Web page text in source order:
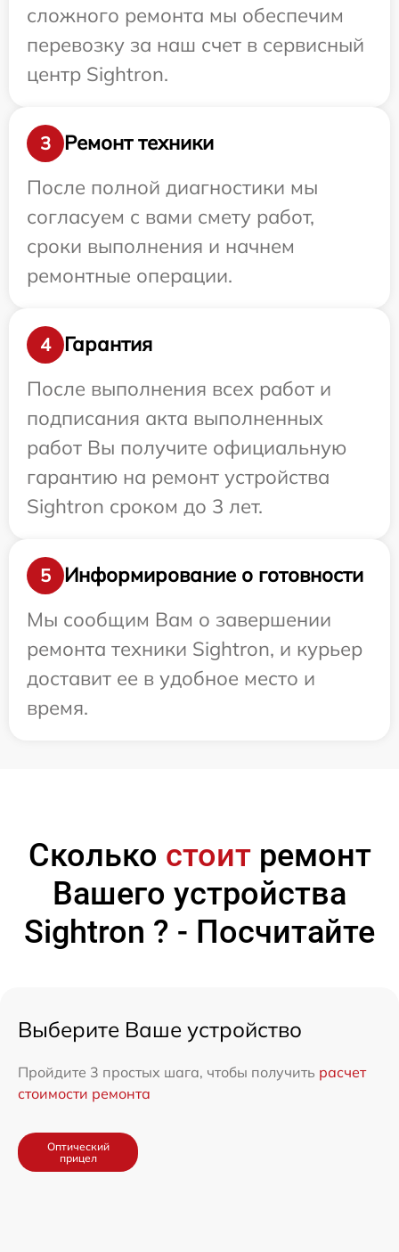
сложного ремонта мы обеспечим
перевозку за наш счет в сервисный
центр Sightron.
3
Ремонт техники
После полной диагностики мы
согласуем с вами смету работ,
сроки выполнения и начнем
ремонтные операции.
4
Гарантия
После выполнения всех работ и
подписания акта выполненных
работ Вы получите официальную
гарантию на ремонт устройства
Sightron сроком до 3 лет.
5
Информирование о готовности
Мы сообщим Вам о завершении
ремонта техники Sightron, и курьер
доставит ее в удобное место и
время.
Сколько стоитремонт
Вашего устройства
Sightron ? - Посчитайте
Выберите Ваше устройство
Пройдите 3 простых шага, чтобы получить расчет
стоимости ремонта
Оптический
прицел